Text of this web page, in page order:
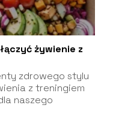
żywienie z
zdrowego stylu
z treningiem
naszego